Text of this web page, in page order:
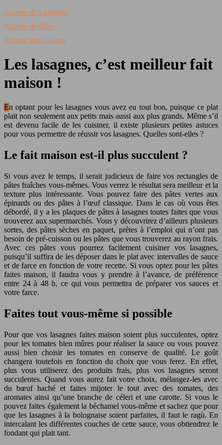
Recette de Lasagnes
Recette de Pâtes
Recette sans Gluten
Les lasagnes, c’est meilleur fait
maison !
En optant pour les lasagnes vous avez eu tout bon, puisque ce plat
plait non seulement aux petits mais aussi aux plus grands. Même s’il
est devenu facile de les cuisiner, il existe plusieurs petites astuces
pour vous permettre de réussir vos lasagnes. Quelles sont-elles ?
Le fait maison est-il plus succulent ?
Si vous avez le temps, il serait judicieux de faire vos rectangles de
pâtes fraîches vous-mêmes. Vous verrez le résultat sera meilleur et la
texture plus intéressante. Vous pouvez faire des pâtes vertes aux
épinards ou des pâtes à l’œuf classique. Dans le cas où vous êtes
débordé, il y a les plaques de pâtes à lasagnes toutes faites que vous
trouverez aux supermarchés. Vous y découvrirez d’ailleurs plusieurs
sortes, des pâtes sèches en paquet, prêtes à l’emploi qui n’ont pas
besoin de pré-cuisson ou les pâtes que vous trouverez au rayon frais.
Avec ces pâtes vous pourrez facilement cuisiner vos lasagnes,
puisqu’il suffira de les déposer dans le plat avec intervalles de sauce
et de farce en fonction de votre recette. Si vous optez pour les pâtes
faites maison, il faudra vous y prendre à l’avance, de préférence
entre 24 à 48 h, ce qui vous permettra de préparer vos sauces et
votre farce.
Faites tout vous-même si possible
Pour que vos lasagnes faites maison soient plus succulentes, optez
pour les tomates bien mûres pour réaliser la sauce ou vous pouvez
aussi bien choisir les tomates en conserve de qualité. Le goût
changera toutefois en fonction du choix que vous ferez. En effet,
plus vous utiliserez des produits frais, plus vos lasagnes seront
succulentes. Quand vous aurez fait votre choix, mélangez-les avec
du bœuf haché et faites mijoter le tout avec des tomates, des
aromates ainsi qu’une branche de céleri et une carotte. Si vous le
pouvez faites également la béchamel vous-même et sachez que pour
que les lasagnes à la bolognaise soient parfaites, il faut le ragù. En
intercalant les différentes couches de cette sauce, vous obtiendrez le
fondant qui plait tant.